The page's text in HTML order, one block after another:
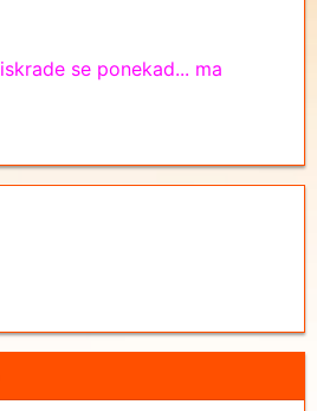
se ponekad... ma